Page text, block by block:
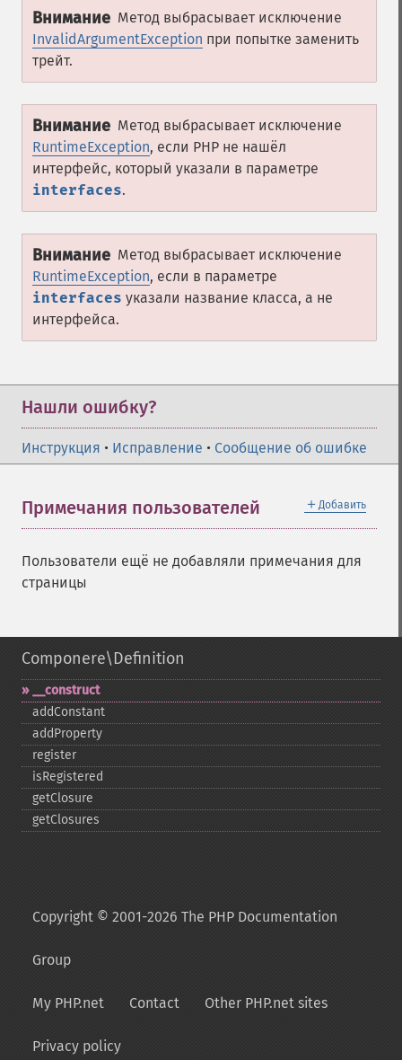
Внимание Метод выбрасывает исключение
InvalidArgumentException при попытке заменить
трейт.
Внимание Метод выбрасывает исключение
RuntimeException, если PHP не нашёл
интерфейс, который указали в параметре
interfaces.
Внимание Метод выбрасывает исключение
RuntimeException, если в параметре
interfaces указали название класса, а не
интерфейса.
Нашли ошибку?
Инструкция • Исправление • Сообщение об ошибке
＋ Добавить
Примечания пользователей
Пользователи ещё не добавляли примечания для
страницы
Componere\Definition
_​_​construct
addConstant
addProperty
register
isRegistered
getClosure
getClosures
Copyright © 2001-2026 The PHP Documentation
Group
My PHP.net Contact Other PHP.net sites
Privacy policy